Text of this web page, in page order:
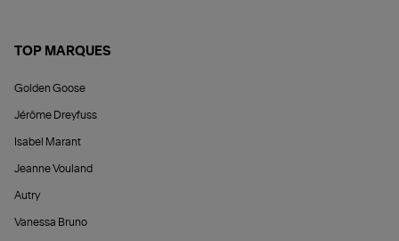
TOP MARQUES
Golden Goose
Jérôme Dreyfuss
Isabel Marant
Jeanne Vouland
Autry
Vanessa Bruno